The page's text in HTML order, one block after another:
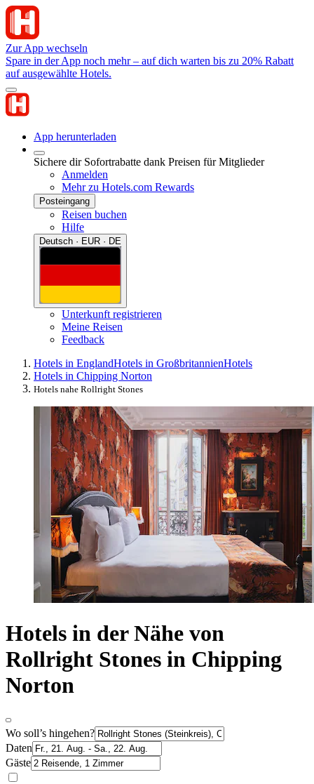
Zur App wechseln
Spare in der App noch mehr – auf dich warten bis zu 20% Rabatt
auf ausgewählte Hotels.
App herunterladen
Sichere dir Sofortrabatte dank Preisen für Mitglieder
Anmelden
Mehr zu Hotels.com Rewards
Posteingang
Reisen buchen
Hilfe
Deutsch · EUR · DE
Unterkunft registrieren
Meine Reisen
Feedback
Hotels in EnglandHotels in GroßbritannienHotels
Hotels in Chipping Norton
Hotels nahe Rollright Stones
Hotels in der Nähe von
Rollright Stones in Chipping
Norton
Wo soll’s hingehen?
Daten
Gäste